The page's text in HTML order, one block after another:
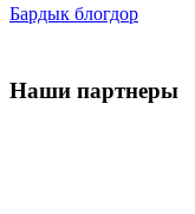
Бардык блогдор
Наши партнеры